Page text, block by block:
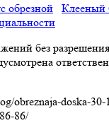
обрезной Клееный
без
obreznaja-doska-
86/